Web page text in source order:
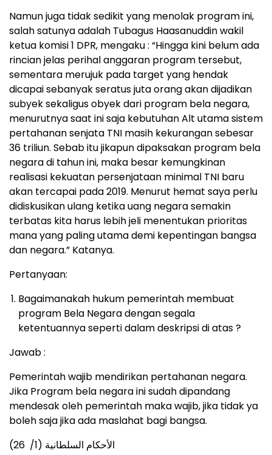
Namun juga tidak sedikit yang menolak program ini,
salah satunya adalah Tubagus Haasanuddin wakil
ketua komisi 1 DPR, mengaku : “Hingga kini belum ada
rincian jelas perihal anggaran program tersebut,
sementara merujuk pada target yang hendak
dicapai sebanyak seratus juta orang akan dijadikan
subyek sekaligus obyek dari program bela negara,
menurutnya saat ini saja kebutuhan Alt utama sistem
pertahanan senjata TNI masih kekurangan sebesar
36 triliun. Sebab itu jikapun dipaksakan program bela
negara di tahun ini, maka besar kemungkinan
realisasi kekuatan persenjataan minimal TNI baru
akan tercapai pada 2019. Menurut hemat saya perlu
didiskusikan ulang ketika uang negara semakin
terbatas kita harus lebih jeli menentukan prioritas
mana yang paling utama demi kepentingan bangsa
dan negara.” Katanya.
Pertanyaan:
Bagaimanakah hukum pemerintah membuat
program Bela Negara dengan segala
ketentuannya seperti dalam deskripsi di atas ?
Jawab :
Pemerintah wajib mendirikan pertahanan negara.
Jika Program bela negara ini sudah dipandang
mendesak oleh pemerintah maka wajib, jika tidak ya
boleh saja jika ada maslahat bagi bangsa.
الأحكام السلطانية (1/ 26)